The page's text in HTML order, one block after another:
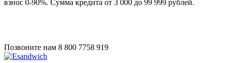
взнос 0-90%. Сумма кредита от 3 000 до 99 999 рублей.
Позвоните нам 8 800 7758 919